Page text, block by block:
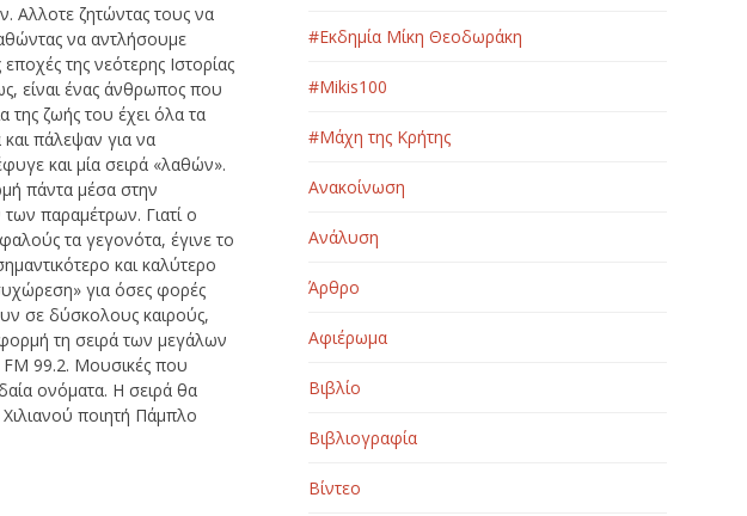
Αλλοτε ζητώντας τους να
να αντλήσουμε
της νεότερης Ιστορίας
είναι ένας άνθρωπος που
της ζωής του έχει όλα τα
πάλεψαν για να
και μία σειρά «λαθών».
πάντα μέσα στην
παραμέτρων. Γιατί ο
τα γεγονότα, έγινε το
και καλύτερο
για όσες φορές
σε δύσκολους καιρούς,
τη σειρά των μεγάλων
99.2. Μουσικές που
ονόματα. Η σειρά θα
ποιητή Πάμπλο
#Εκδημία Μίκη Θεοδωράκη
#Μikis100
#Μάχη της Κρήτης
Ανακοίνωση
Ανάλυση
Άρθρο
Αφιέρωμα
Βιβλίο
Βιβλιογραφία
Βίντεο